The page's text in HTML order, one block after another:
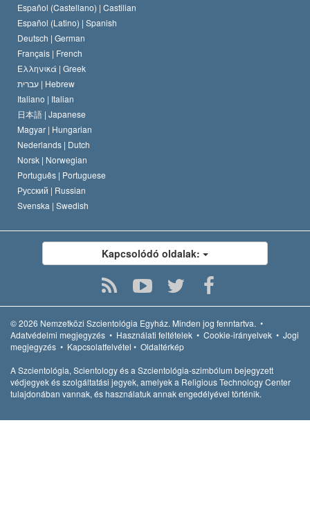
David Miscavige
Español (Castellano) | Castilian
Español (Latino) | Spanish
Deutsch | German
Français | French
Ελληνικά | Greek
עברית | Hebrew
Italiano | Italian
日本語 | Japanese
Magyar | Hungarian
Nederlands | Dutch
Norsk | Norwegian
Português | Portuguese
Русский | Russian
Svenska | Swedish
Kapcsolódó oldalak:
© 2026 Nemzetközi Szcientológia Egyház. Minden jog fenntartva. •
Adatvédelmi megjegyzés • Használati feltételek • Cookie-irányelvek • Jogi
megjegyzés • Kapcsolatfelvétel • Oldaltérkép
A Szcientológia, Scientology és a Szcientológia-szimbólum bejegyzett
védjegyek és szolgáltatási jegyek, amelyek a Religious Technology Center
tulajdonában vannak, és használatuk annak engedélyével történik.